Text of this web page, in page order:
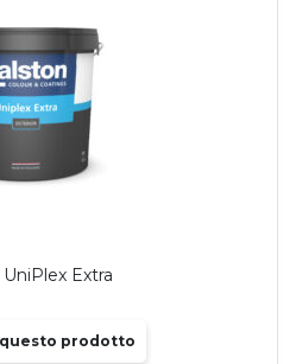
Extra
prodotto